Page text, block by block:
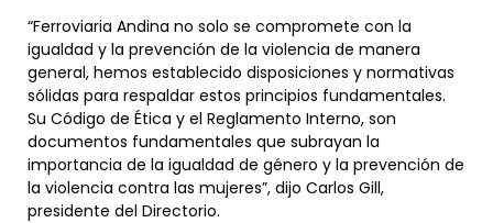
“Ferroviaria Andina no solo se compromete con la
igualdad y la prevención de la violencia de manera
general, hemos establecido disposiciones y normativas
sólidas para respaldar estos principios fundamentales.
Su Código de Ética y el Reglamento Interno, son
documentos fundamentales que subrayan la
importancia de la igualdad de género y la prevención de
la violencia contra las mujeres”, dijo Carlos Gill,
presidente del Directorio.